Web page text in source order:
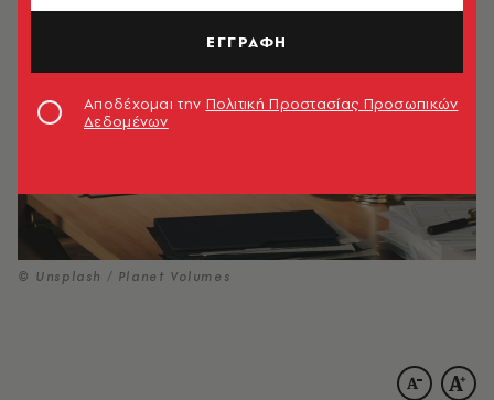
© Unsplash / Planet Volumes
ΕΓΓΡΑΦΗ
Αποδέχομαι την Πολιτική Προστασίας Προσωπικών
Δεδομένων